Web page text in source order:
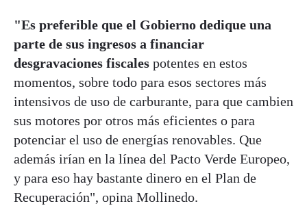
"Es preferible que el Gobierno dedique una
parte de sus ingresos a financiar
desgravaciones fiscales potentes en estos
momentos, sobre todo para esos sectores más
intensivos de uso de carburante, para que cambien
sus motores por otros más eficientes o para
potenciar el uso de energías renovables. Que
además irían en la línea del Pacto Verde Europeo,
y para eso hay bastante dinero en el Plan de
Recuperación", opina Mollinedo.